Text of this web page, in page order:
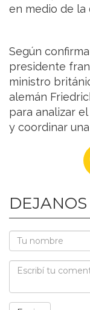
en medio de la
Según
presidente
ministro
alemán
para analizar
y coordinar